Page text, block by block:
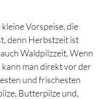
Vorspeise, die
denn Herbstzeit ist
Waldpilzzeit. Wenn
kann man direkt vor der
und frischesten
Butterpilze und,